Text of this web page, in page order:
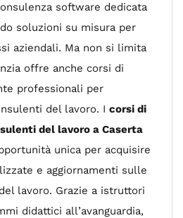
software dedicata
soluzioni su misura per
aziendali. Ma non si limita
offre anche corsi di
professionali per
del lavoro. I corsi di
del lavoro a Caserta
unica per acquisire
e aggiornamenti sulle
lavoro. Grazie a istruttori
didattici all’avanguardia,